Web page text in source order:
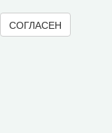
СОГЛАСЕН